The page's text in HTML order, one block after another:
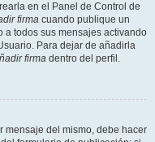
en el Panel de Control de
firma cuando publique un
a todos sus mensajes activando
Para dejar de añadirla
firma dentro del perfil.
mensaje del mismo, debe hacer